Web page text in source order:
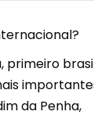
primeiro
da Penha,